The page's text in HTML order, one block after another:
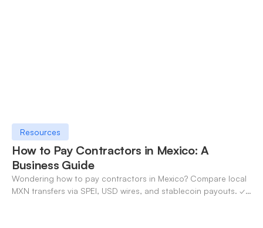
Resources
How to Pay Contractors in Mexico: A
Business Guide
Wondering how to pay contractors in Mexico? Compare local
MXN transfers via SPEI, USD wires, and stablecoin payouts. ✓